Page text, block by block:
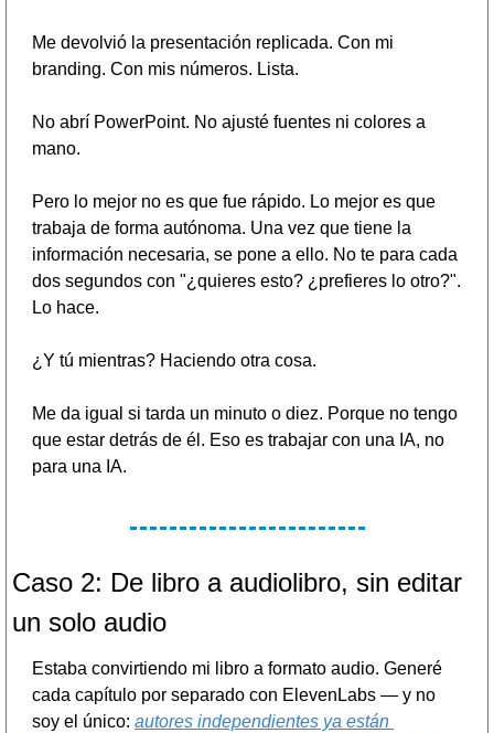
Me devolvió la presentación replicada. Con mi
branding. Con mis números. Lista.
No abrí PowerPoint. No ajusté fuentes ni colores a
mano.
Pero lo mejor no es que fue rápido. Lo mejor es que
trabaja de forma autónoma. Una vez que tiene la
información necesaria, se pone a ello. No te para cada
dos segundos con "¿quieres esto? ¿prefieres lo otro?".
Lo hace.
¿Y tú mientras? Haciendo otra cosa.
Me da igual si tarda un minuto o diez. Porque no tengo
que estar detrás de él. Eso es trabajar con una IA, no
para una IA.
Caso 2: De libro a audiolibro, sin editar
un solo audio
Estaba convirtiendo mi libro a formato audio. Generé
cada capítulo por separado con ElevenLabs — y no
soy el único: autores independientes ya están